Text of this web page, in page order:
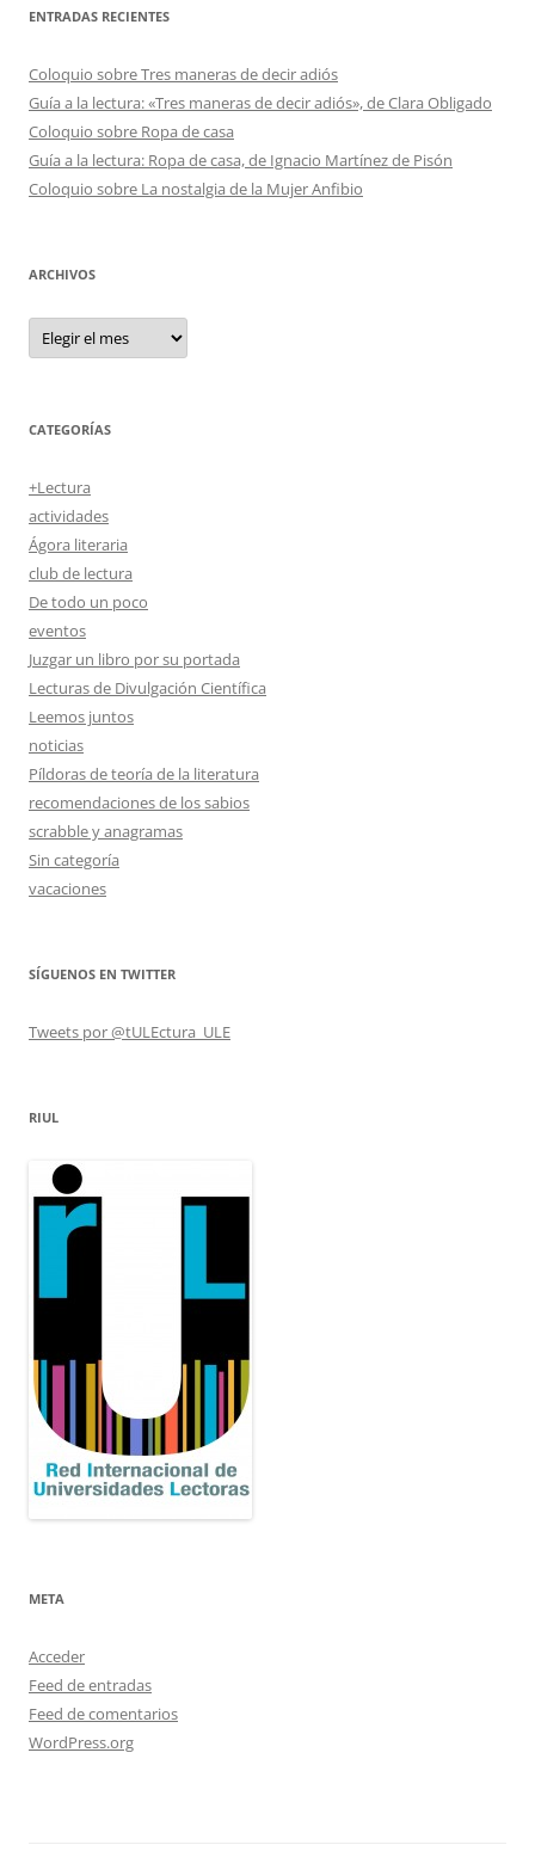
ENTRADAS RECIENTES
Coloquio sobre Tres maneras de decir adiós
Guía a la lectura: «Tres maneras de decir adiós», de Clara Obligado
Coloquio sobre Ropa de casa
Guía a la lectura: Ropa de casa, de Ignacio Martínez de Pisón
Coloquio sobre La nostalgia de la Mujer Anfibio
ARCHIVOS
Archivos
CATEGORÍAS
+Lectura
actividades
Ágora literaria
club de lectura
De todo un poco
eventos
Juzgar un libro por su portada
Lecturas de Divulgación Científica
Leemos juntos
noticias
Píldoras de teoría de la literatura
recomendaciones de los sabios
scrabble y anagramas
Sin categoría
vacaciones
SÍGUENOS EN TWITTER
Tweets por @tULEctura_ULE
RIUL
META
Acceder
Feed de entradas
Feed de comentarios
WordPress.org